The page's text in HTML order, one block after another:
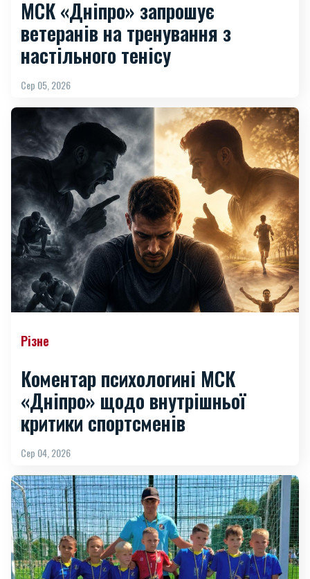
МСК «Дніпро» запрошує
ветеранів на тренування з
настільного тенісу
Сер 05, 2026
Різне
Коментар психологині МСК
«Дніпро» щодо внутрішньої
критики спортсменів
Сер 04, 2026